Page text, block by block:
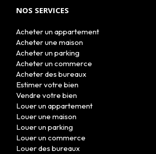
NOS SERVICES
Acheter un appartement
Acheter une maison
Acheter un parking
Acheter un commerce
Acheter des bureaux
Estimer votre bien
Vendre votre bien
Louer un appartement
Louer une maison
Louer un parking
Louer un commerce
Louer des bureaux